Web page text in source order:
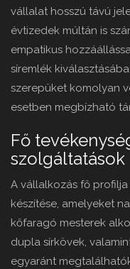
vállalat hosszú távú
évtizedek múltán is
empatikus
síremlék
szerepüket komolyan
esetben megbízható
Fő
szolgáltatások
A vállalkozás fő
készítése, amelyeket
kőfaragó mesterek
dupla sírkövek,
egyaránt